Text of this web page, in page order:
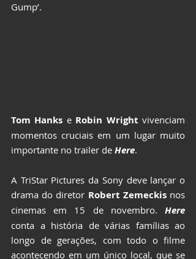
HQs e MANGÁS
Gump’.
Tom Hanks e Robin Wright vivenciam
momentos cruciais em um lugar muito
importante no trailer de Here.
A TriStar Pictures da Sony deve lançar o
drama do diretor Robert Zemeckis nos
cinemas em 15 de novembro.
conta a história de várias famílias ao
longo de gerações, com todo o filme
acontecendo em um único local, que se